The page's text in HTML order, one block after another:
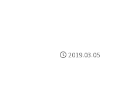
2019.03.05